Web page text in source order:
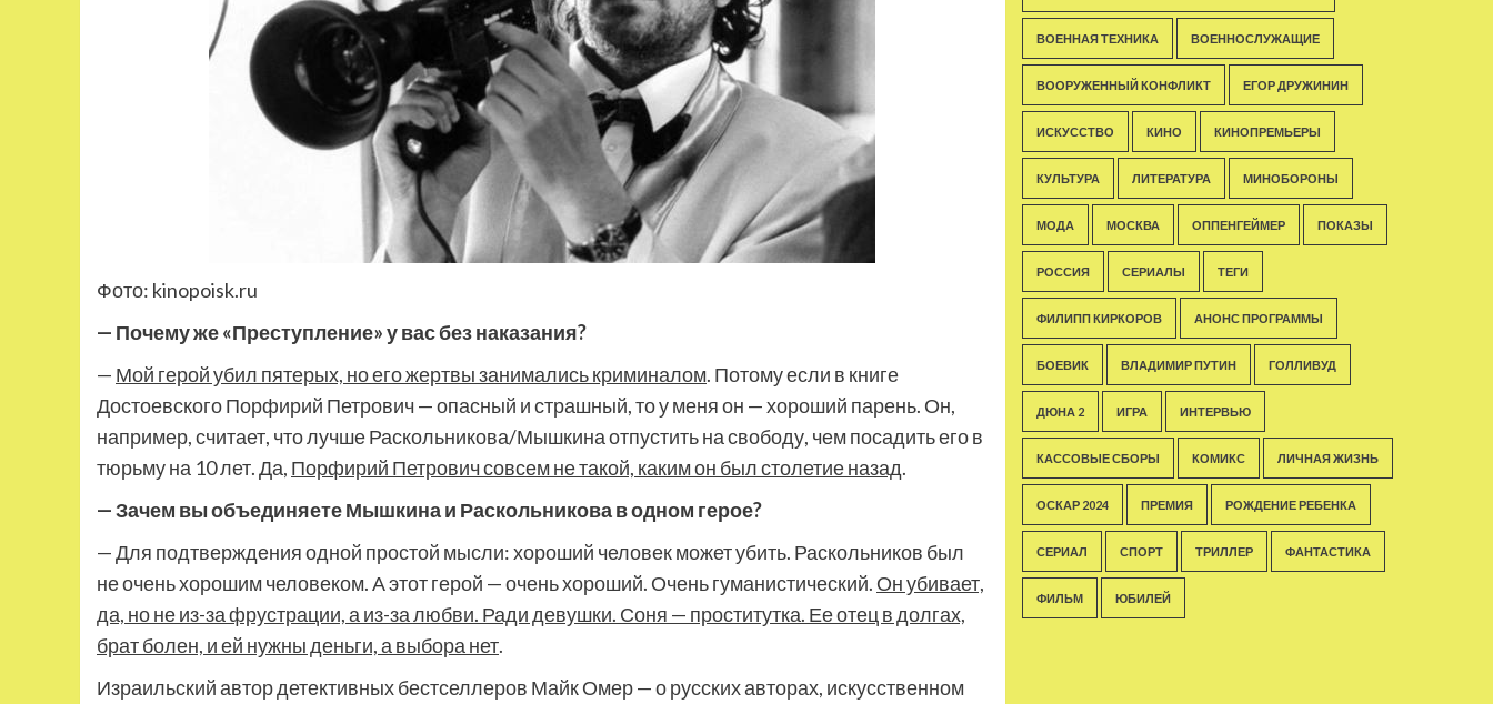
Фото: kinopoisk.ru
— Почему же «Преступление» у вас без наказания?
— Мой герой убил пятерых, но его жертвы занимались криминалом. Потому если в книге
Достоевского Порфирий Петрович — опасный и страшный, то у меня он — хороший парень. Он,
например, считает, что лучше Раскольникова/Мышкина отпустить на свободу, чем посадить его в
тюрьму на 10 лет. Да, Порфирий Петрович совсем не такой, каким он был столетие назад.
— Зачем вы объединяете Мышкина и Раскольникова в одном герое?
— Для подтверждения одной простой мысли: хороший человек может убить. Раскольников был
не очень хорошим человеком. А этот герой — очень хороший. Очень гуманистический. Он убивает,
да, но не из-за фрустрации, а из-за любви. Ради девушки. Соня — проститутка. Ее отец в долгах,
брат болен, и ей нужны деньги, а выбора нет.
Израильский автор детективных бестселлеров Майк Омер — о русских авторах, искусственном
ВОЕННАЯ ТЕХНИКА ВОЕННОСЛУЖАЩИЕ
ВООРУЖЕННЫЙ КОНФЛИКТ ЕГОР ДРУЖИНИН
ИСКУССТВО КИНО КИНОПРЕМЬЕРЫ
КУЛЬТУРА ЛИТЕРАТУРА МИНОБОРОНЫ
МОДА МОСКВА ОППЕНГЕЙМЕР ПОКАЗЫ
РОССИЯ СЕРИАЛЫ ТЕГИ
ФИЛИПП КИРКОРОВ АНОНС ПРОГРАММЫ
БОЕВИК ВЛАДИМИР ПУТИН ГОЛЛИВУД
ДЮНА 2 ИГРА ИНТЕРВЬЮ
КАССОВЫЕ СБОРЫ КОМИКС ЛИЧНАЯ ЖИЗНЬ
ОСКАР 2024 ПРЕМИЯ РОЖДЕНИЕ РЕБЕНКА
СЕРИАЛ СПОРТ ТРИЛЛЕР ФАНТАСТИКА
ФИЛЬМ ЮБИЛЕЙ